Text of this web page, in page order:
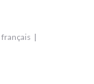
français